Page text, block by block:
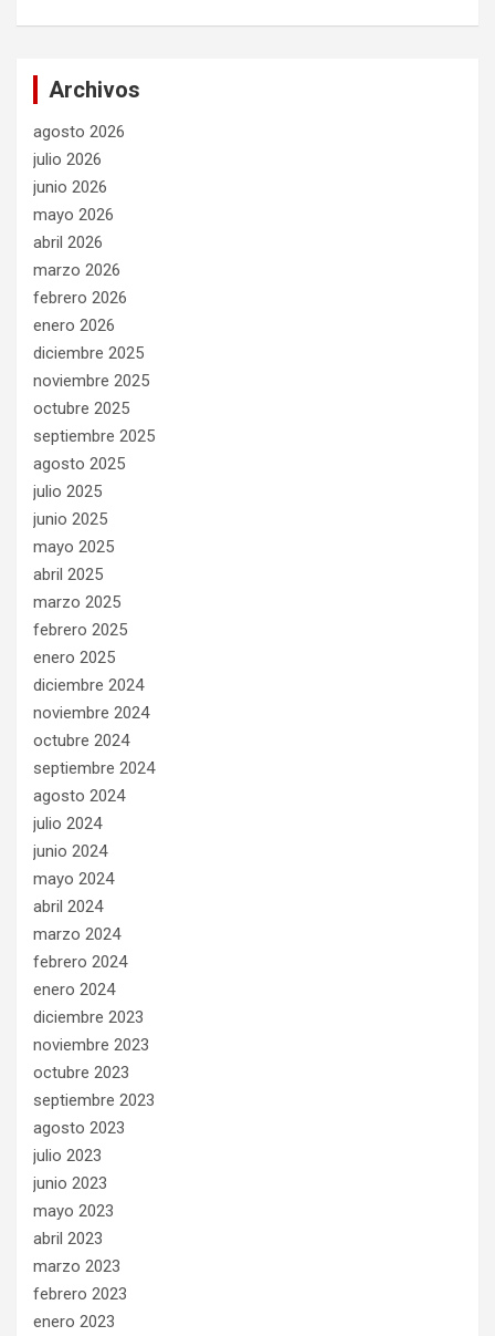
Archivos
agosto 2026
julio 2026
junio 2026
mayo 2026
abril 2026
marzo 2026
febrero 2026
enero 2026
diciembre 2025
noviembre 2025
octubre 2025
septiembre 2025
agosto 2025
julio 2025
junio 2025
mayo 2025
abril 2025
marzo 2025
febrero 2025
enero 2025
diciembre 2024
noviembre 2024
octubre 2024
septiembre 2024
agosto 2024
julio 2024
junio 2024
mayo 2024
abril 2024
marzo 2024
febrero 2024
enero 2024
diciembre 2023
noviembre 2023
octubre 2023
septiembre 2023
agosto 2023
julio 2023
junio 2023
mayo 2023
abril 2023
marzo 2023
febrero 2023
enero 2023